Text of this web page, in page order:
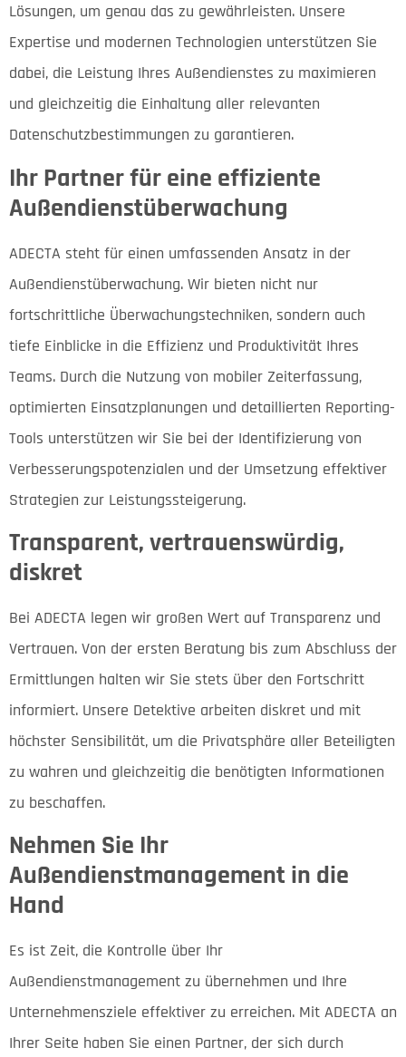
Lösungen, um genau das zu gewährleisten. Unsere
Expertise und modernen Technologien unterstützen Sie
dabei, die Leistung Ihres Außendienstes zu maximieren
und gleichzeitig die Einhaltung aller relevanten
Datenschutzbestimmungen zu garantieren.
Ihr Partner für eine effiziente
Außendienstüberwachung
ADECTA steht für einen umfassenden Ansatz in der
Außendienstüberwachung. Wir bieten nicht nur
fortschrittliche Überwachungstechniken, sondern auch
tiefe Einblicke in die Effizienz und Produktivität Ihres
Teams. Durch die Nutzung von mobiler Zeiterfassung,
optimierten Einsatzplanungen und detaillierten Reporting-
Tools unterstützen wir Sie bei der Identifizierung von
Verbesserungspotenzialen und der Umsetzung effektiver
Strategien zur Leistungssteigerung.
Transparent, vertrauenswürdig,
diskret
Bei ADECTA legen wir großen Wert auf Transparenz und
Vertrauen. Von der ersten Beratung bis zum Abschluss der
Ermittlungen halten wir Sie stets über den Fortschritt
informiert. Unsere Detektive arbeiten diskret und mit
höchster Sensibilität, um die Privatsphäre aller Beteiligten
zu wahren und gleichzeitig die benötigten Informationen
zu beschaffen.
Nehmen Sie Ihr
Außendienstmanagement in die
Hand
Es ist Zeit, die Kontrolle über Ihr
Außendienstmanagement zu übernehmen und Ihre
Unternehmensziele effektiver zu erreichen. Mit ADECTA an
Ihrer Seite haben Sie einen Partner, der sich durch